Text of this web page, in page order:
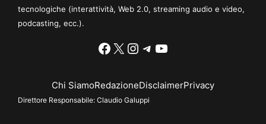
tecnologiche (interattività, Web 2.0, streaming audio e video,
podcasting, ecc.).
Facebook
X Instagram
Telegram
YouTube
Chi SiamoRedazioneDisclaimerPrivacy
Direttore Responsabile: Claudio Galuppi